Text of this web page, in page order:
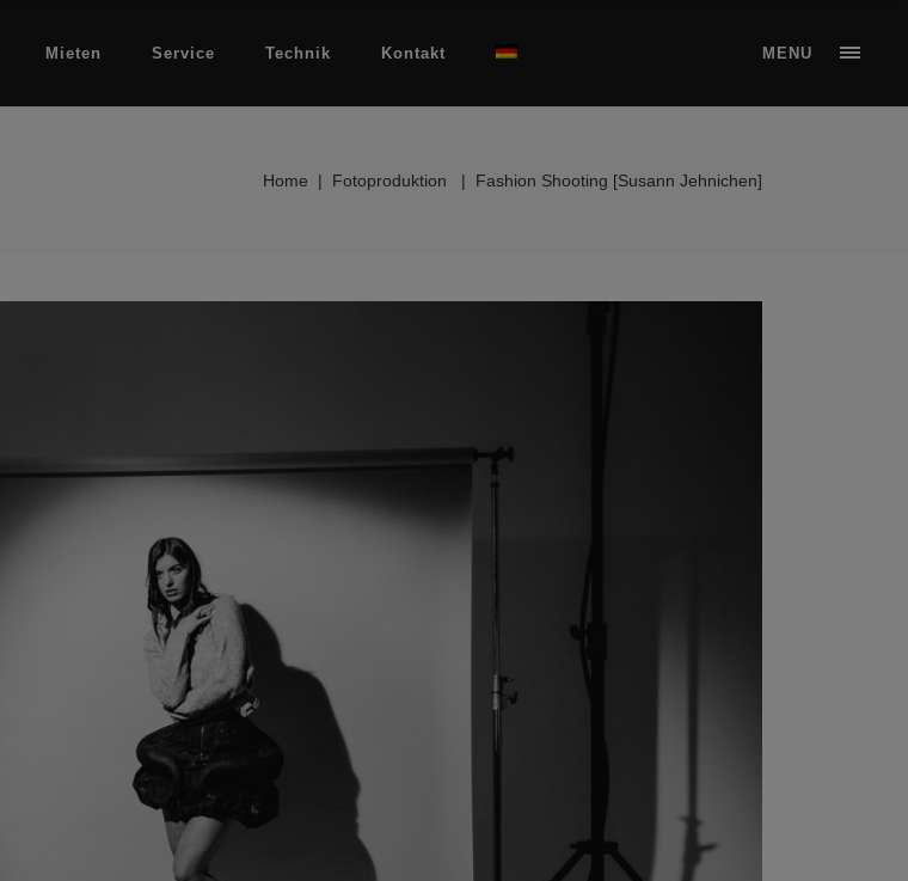
Mieten Service Technik Kontakt MENU
Home | Fotoproduktion | Fashion Shooting [Susann Jehnichen]